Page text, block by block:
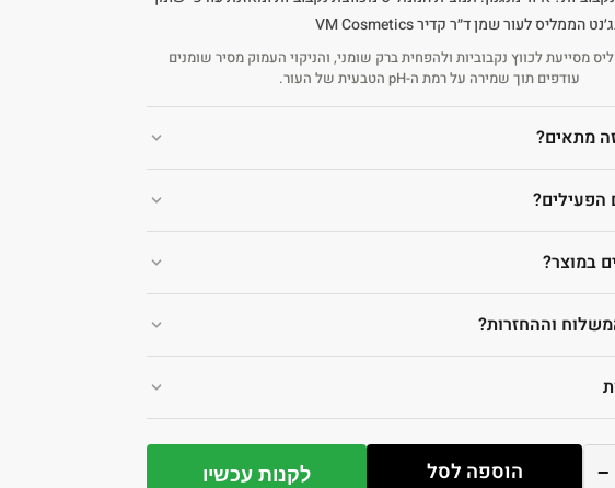
מסייעת לכווץ נקבוביות ולהפחית ברק שומני, והניקוי העמוק מסיר שומנים
עודפים תוך שמירה על רמת ה-pH הטבעית של העור.
מתאים?
הפעילים?
במוצר?
וההחזרות?
− הוספה לסל לקנות עכשיו